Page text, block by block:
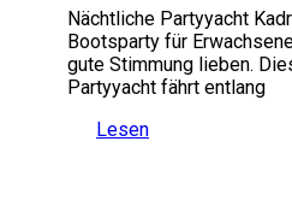
Nächtliche Partyyacht
Bootsparty für
gute Stimmung lieben.
Partyyacht fährt entlang
Lesen